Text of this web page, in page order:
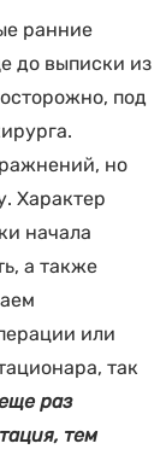
ранние
до выписки из
под
но
Характер
начала
а также
или
так
раз
тем